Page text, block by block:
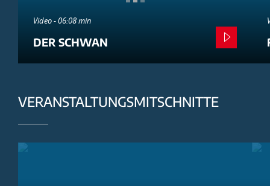
Video - 06:08 min
DER SCHWAN
VERANSTALTUNGSMITSCHNITTE